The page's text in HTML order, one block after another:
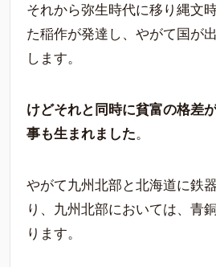
それから弥生時代に移り縄文
た稲作が発達し、やがて国が
します。
けどそれと同時に貧富の格差
事も生まれました。
やがて九州北部と北海道に鉄
り、九州北部においては、青
ります。